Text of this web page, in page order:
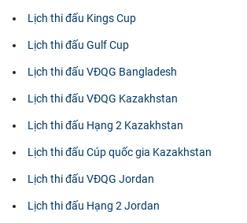
Lịch thi đấu Kings Cup
Lịch thi đấu Gulf Cup
Lịch thi đấu VĐQG Bangladesh
Lịch thi đấu VĐQG Kazakhstan
Lịch thi đấu Hạng 2 Kazakhstan
Lịch thi đấu Cúp quốc gia Kazakhstan
Lịch thi đấu VĐQG Jordan
Lịch thi đấu Hạng 2 Jordan